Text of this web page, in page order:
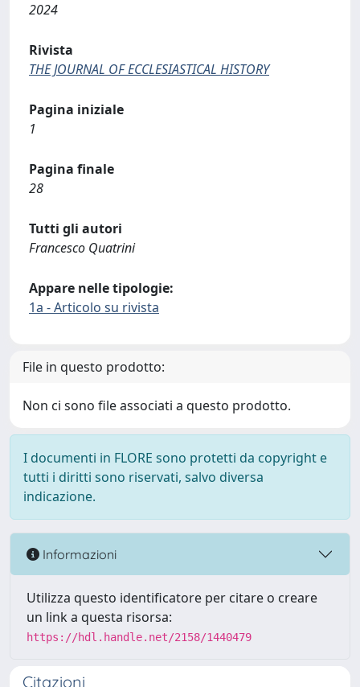
2024
Rivista
THE JOURNAL OF ECCLESIASTICAL HISTORY
Pagina iniziale
1
Pagina finale
28
Tutti gli autori
Francesco Quatrini
Appare nelle tipologie:
1a - Articolo su rivista
File in questo prodotto:
Non ci sono file associati a questo prodotto.
I documenti in FLORE sono protetti da copyright e
tutti i diritti sono riservati, salvo diversa
indicazione.
Informazioni
Utilizza questo identificatore per citare o creare
un link a questa risorsa:
https://hdl.handle.net/2158/1440479
Citazioni